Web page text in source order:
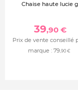
Chaise haute lucie
39,90 €
Prix de vente conseillé
marque : 79,90 €